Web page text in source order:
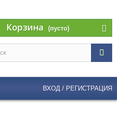
Корзина (пусто)
ВХОД / РЕГИСТРАЦИЯ